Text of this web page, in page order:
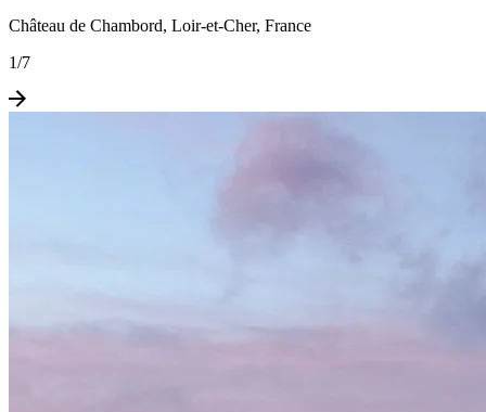
Château de Chambord, Loir-et-Cher, France
1/7